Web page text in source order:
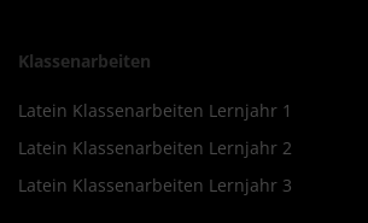
Klassenarbeiten
Latein Klassenarbeiten Lernjahr 1
Latein Klassenarbeiten Lernjahr 2
Latein Klassenarbeiten Lernjahr 3